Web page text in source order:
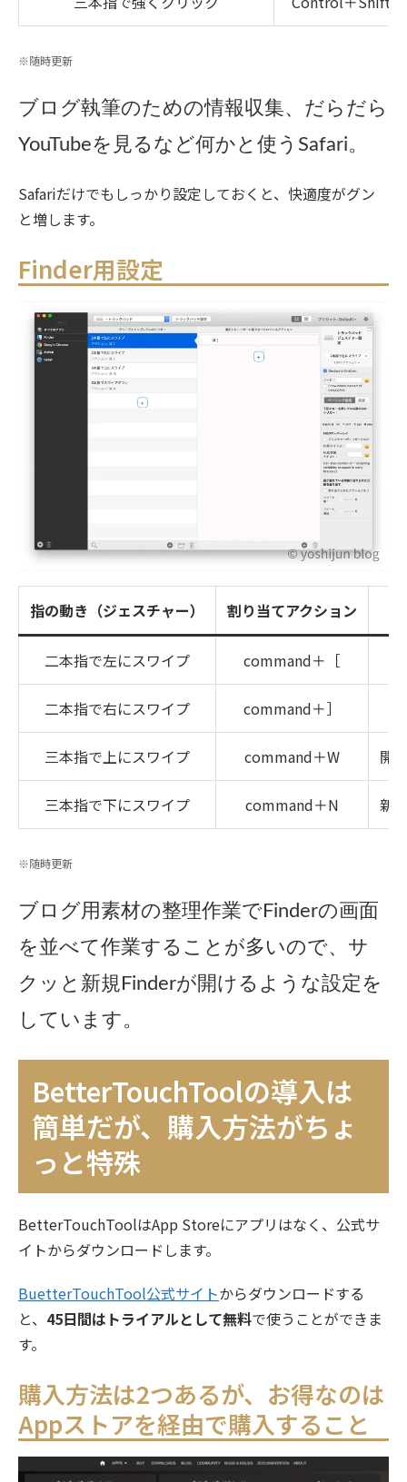
※随時更新
ブログ執筆のための情報収集、だらだら
YouTubeを見るなど何かと使うSafari。
Safariだけでもしっかり設定しておくと、快適度がグン
と増します。
Finder用設定
指の動き（ジェスチャー） 割り当てアクション
二本指で左にスワイプ command＋［
二本指で右にスワイプ command＋］
三本指で上にスワイプ command＋W 開
三本指で下にスワイプ command＋N 新
※随時更新
ブログ用素材の整理作業でFinderの画面
を並べて作業することが多いので、サ
クッと新規Finderが開けるような設定を
しています。
BetterTouchToolの導入は
簡単だが、購入方法がちょ
っと特殊
BetterTouchToolはApp Storeにアプリはなく、公式サ
イトからダウンロードします。
BuetterTouchTool公式サイトからダウンロードする
と、 45日間はトライアルとして無料で使うことができま
す。
購入方法は2つあるが、お得なのは
Appストアを経由で購入すること